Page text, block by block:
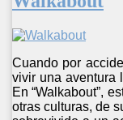
Cuando por
vivir una aventura
En “Walkabout”,
otras culturas, de